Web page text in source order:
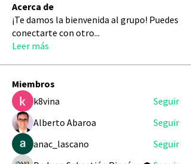
Acerca de
¡Te damos la bienvenida al grupo! Puedes
conectarte con otro...
Leer más
Miembros
k8vina
Seguir
Alberto Abaroa
Seguir
anac_lascano
Seguir